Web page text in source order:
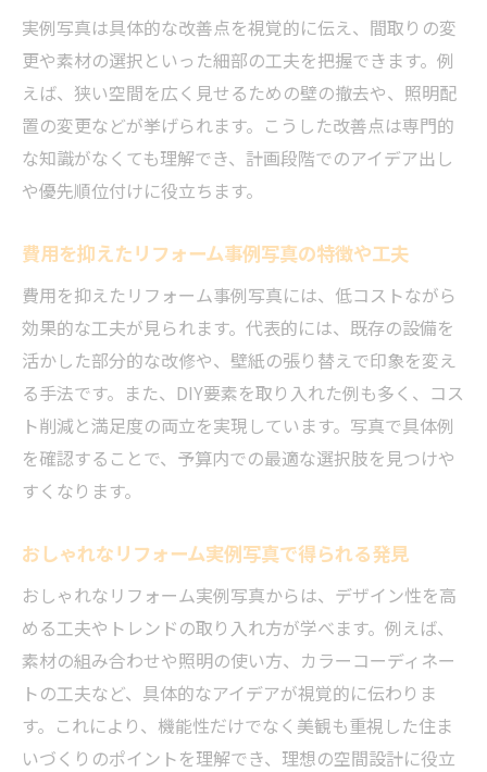
イント
間取り変更リフォーム事例から得られる工
ビフォーアフターでわかるリフォーム実例
の変化
り
費用を抑えた間取り変更リフォーム事例の
特徴
おしゃれな間取り変更リフォーム実例で暮
らし向上
ビフォーアフターで比較するリフォームの効果
リフォーム実例のビフォーアフター効果を
解説
違い
費用別リフォーム実例の変化と効果に注目
おしゃれな空間へ変身したリフォーム実例
紹介
戸建てリフォーム事例で分かる効果的な改
善
実例写真は具体的な改善点を視覚的に伝え、間取りの変
更や素材の選択といった細部の工夫を把握できます。例
えば、狭い空間を広く見せるための壁の撤去や、照明配
置の変更などが挙げられます。こうした改善点は専門的
な知識がなくても理解でき、計画段階でのアイデア出し
や優先順位付けに役立ちます。
費用を抑えたリフォーム事例写真の特徴や工夫
費用を抑えたリフォーム事例写真には、低コストながら
効果的な工夫が見られます。代表的には、既存の設備を
活かした部分的な改修や、壁紙の張り替えで印象を変え
る手法です。また、DIY要素を取り入れた例も多く、コス
ト削減と満足度の両立を実現しています。写真で具体例
を確認することで、予算内での最適な選択肢を見つけや
すくなります。
おしゃれなリフォーム実例写真で得られる発見
おしゃれなリフォーム実例写真からは、デザイン性を高
める工夫やトレンドの取り入れ方が学べます。例えば、
素材の組み合わせや照明の使い方、カラーコーディネー
トの工夫など、具体的なアイデアが視覚的に伝わりま
す。これにより、機能性だけでなく美観も重視した住ま
いづくりのポイントを理解でき、理想の空間設計に役立